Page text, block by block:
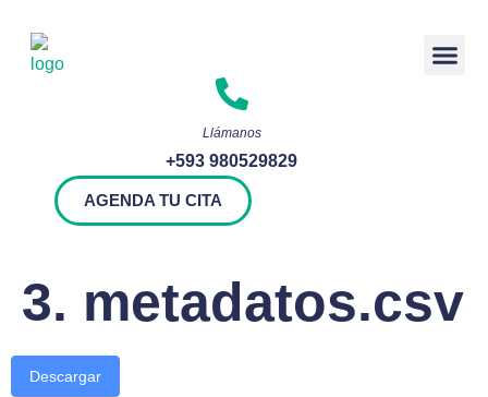
Llámanos
+593 980529829
AGENDA TU CITA
3. metadatos.csv
Descargar